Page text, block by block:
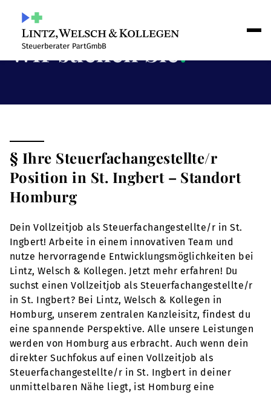
Wir suchen Sie!
§ Ihre Steuerfachangestellte/r
Position in St. Ingbert – Standort
Homburg
Dein Vollzeitjob als Steuerfachangestellte/r in St.
Ingbert! Arbeite in einem innovativen Team und
nutze hervorragende Entwicklungsmöglichkeiten bei
Lintz, Welsch & Kollegen. Jetzt mehr erfahren! Du
suchst einen Vollzeitjob als Steuerfachangestellte/r
in St. Ingbert? Bei Lintz, Welsch & Kollegen in
Homburg, unserem zentralen Kanzleisitz, findest du
eine spannende Perspektive. Alle unsere Leistungen
werden von Homburg aus erbracht. Auch wenn dein
direkter Suchfokus auf einen Vollzeitjob als
Steuerfachangestellte/r in St. Ingbert in deiner
unmittelbaren Nähe liegt, ist Homburg eine